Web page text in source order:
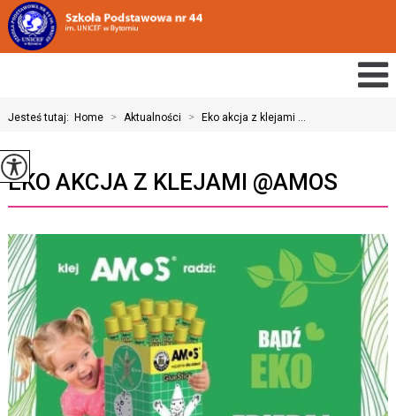
Jesteś tutaj: Home > Aktualności > Eko akcja z klejami ...
EKO AKCJA Z KLEJAMI @AMOS